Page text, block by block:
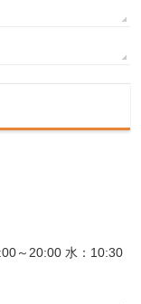
～20:00 水：10:30